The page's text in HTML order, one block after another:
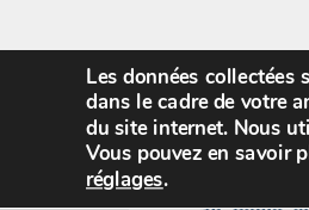
Les données
dans le cadre de votre
du site internet. Nous
Vous pouvez en savoir
réglages.